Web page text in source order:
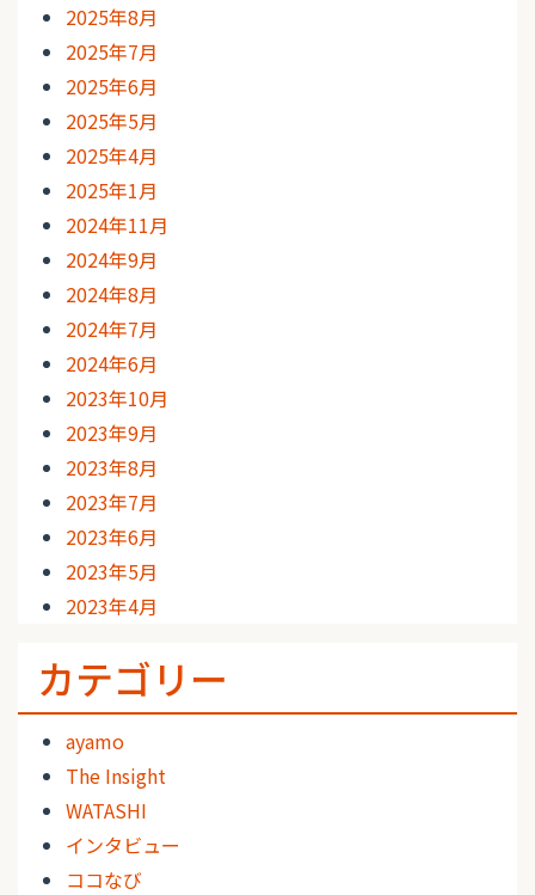
2025年8月
2025年7月
2025年6月
2025年5月
2025年4月
2025年1月
2024年11月
2024年9月
2024年8月
2024年7月
2024年6月
2023年10月
2023年9月
2023年8月
2023年7月
2023年6月
2023年5月
2023年4月
カテゴリー
ayamo
The Insight
WATASHI
インタビュー
ココなび